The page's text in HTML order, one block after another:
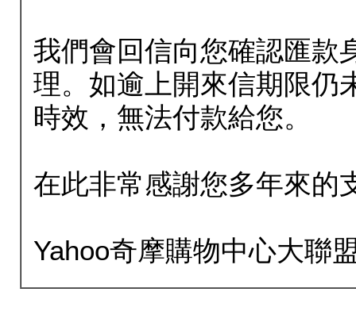
我們會回信向您確認匯款
理。如逾上開來信期限仍
時效，無法付款給您。
在此非常感謝您多年來的
Yahoo奇摩購物中心大